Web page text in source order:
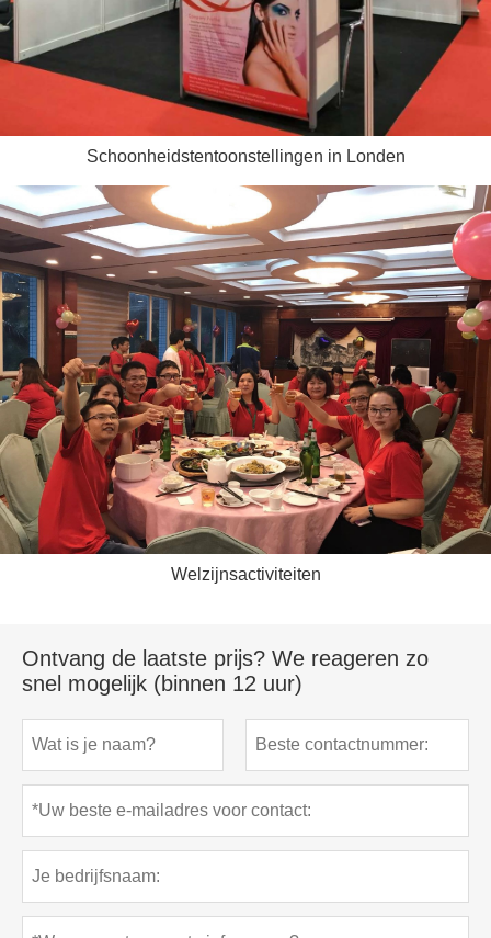
Schoonheidstentoonstellingen in Londen
Welzijnsactiviteiten
Ontvang de laatste prijs? We reageren zo
snel mogelijk (binnen 12 uur)